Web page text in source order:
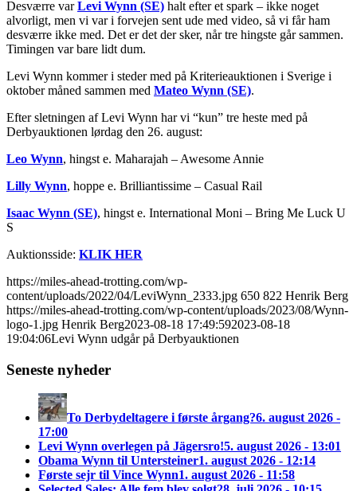
Desværre varLevi Wynn (SE) halt efter et spark – ikke noget
alvorligt, men vi var i forvejen sent ude med video, så vi får ham
desværre ikke med. Det er det der sker, når tre hingste går sammen.
Timingen var bare lidt dum.
Levi Wynn kommer i steder med på Kriterieauktionen i Sverige i
oktober måned sammen med Mateo Wynn (SE).
Efter sletningen af Levi Wynn har vi “kun” tre heste med på
Derbyauktionen lørdag den 26. august:
Leo Wynn, hingst e. Maharajah – Awesome Annie
Lilly Wynn, hoppe e. Brilliantissime – Casual Rail
Isaac Wynn (SE), hingst e. International Moni – Bring Me Luck U
S
Auktionsside: KLIK HER
https://miles-ahead-trotting.com/wp-
content/uploads/2022/04/LeviWynn_2333.jpg 650 822 Henrik Berg
https://miles-ahead-trotting.com/wp-content/uploads/2023/08/Wynn-
logo-1.jpg Henrik Berg2023-08-18 17:49:592023-08-18
19:04:06Levi Wynn udgår på Derbyauktionen
Seneste nyheder
To Derbydeltagere i første årgang?6. august 2026 -
17:00
Levi Wynn overlegen på Jägersro!5. august 2026 - 13:01
Obama Wynn til Untersteiner1. august 2026 - 12:14
Første sejr til Vince Wynn1. august 2026 - 11:58